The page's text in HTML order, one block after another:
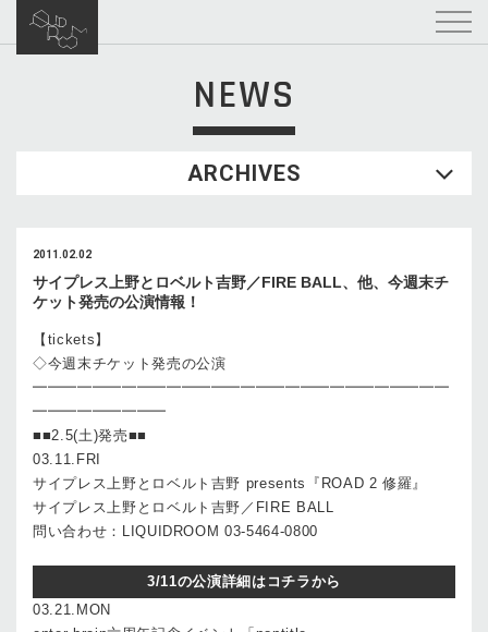
NEWS
ARCHIVES
2011.02.02
サイプレス上野とロベルト吉野／FIRE BALL、他、今週末チ
ケット発売の公演情報！
【tickets】
◇今週末チケット発売の公演
━━━━━━━━━━━━━━━━━━━━━━━━━━━━
━━━━━━━━━
■■2.5(土)発売■■
03.11.FRI
サイプレス上野とロベルト吉野 presents『ROAD 2 修羅』
サイプレス上野とロベルト吉野／FIRE BALL
問い合わせ：LIQUIDROOM 03-5464-0800
3/11の公演詳細はコチラから
03.21.MON